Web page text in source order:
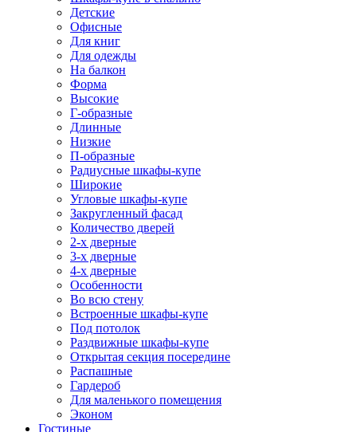
Детские
Офисные
Для книг
Для одежды
На балкон
Форма
Высокие
Г-образные
Длинные
Низкие
П-образные
Радиусные шкафы-купе
Широкие
Угловые шкафы-купе
Закругленный фасад
Количество дверей
2-х дверные
3-х дверные
4-х дверные
Особенности
Во всю стену
Встроенные шкафы-купе
Под потолок
Раздвижные шкафы-купе
Открытая секция посередине
Распашные
Гардероб
Для маленького помещения
Эконом
Гостиные